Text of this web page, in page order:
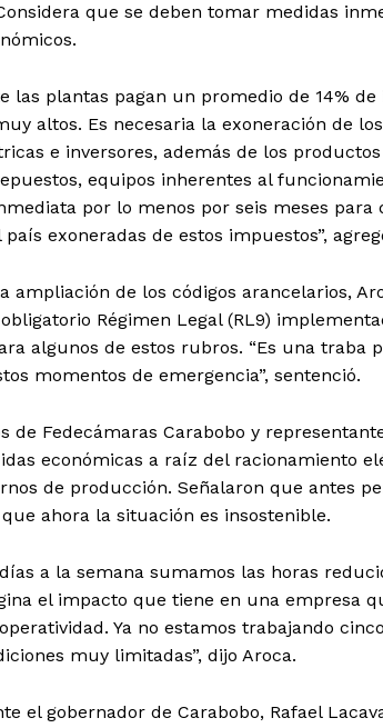
que se deben tomar medidas
las plantas pagan un promedio de 14%
altos. Es necesaria la exoneración de
e inversores, además de los
equipos inherentes al
por lo menos por seis meses
exoneradas de estos impuestos”,
ampliación de los códigos arancelarios,
Régimen Legal (RL9)
algunos de estos rubros. “Es una
momentos de emergencia”, sentenció.
de Fedecámaras Carabobo y
económicas a raíz del racionamiento
de producción. Señalaron que antes
ahora la situación es insostenible.
a la semana sumamos las horas
el impacto que tiene en una empresa
Ya no estamos trabajando
muy limitadas”, dijo Aroca.
el gobernador de Carabobo, Rafael